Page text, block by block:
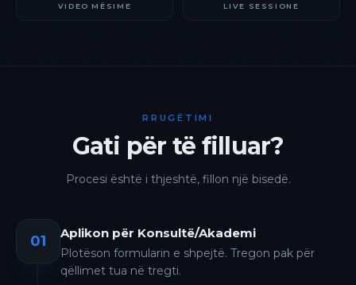
VIDEO MËSIME LIVE SESSIONE
RRUGËTIMI
Gati për të filluar?
Procesi është i thjeshtë, fillon një bisedë.
01 Aplikon për Konsultë/Akademi
Plotëson formularin e shpejtë. Tregon pak për
qëllimet tua në tregti.